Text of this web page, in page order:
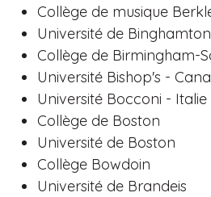
Collège de musique
Université de Binghamton
Collège de Birmingham-
Université Bishop's -
Université Bocconi - Italie
Collège de Boston
Université de Boston
Collège Bowdoin
Université de Brandeis